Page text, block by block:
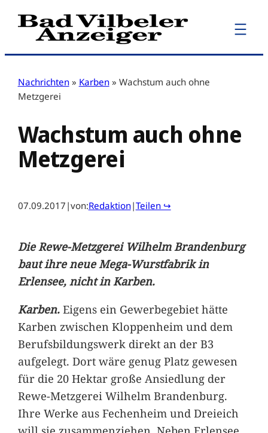
Zum
Inhalt
Nachrichten » Karben » Wachstum auch ohne
Metzgerei
Wachstum auch ohne
Metzgerei
07.09.2017 |von:Redaktion|Teilen ↪
Die Rewe-Metzgerei Wilhelm Brandenburg
baut ihre neue Mega-Wurstfabrik in
Erlensee, nicht in Karben.
Karben.Eigens ein Gewerbegebiet hätte
Karben zwischen Kloppenheim und dem
Berufsbildungswerk direkt an der B3
aufgelegt. Dort wäre genug Platz gewesen
für die 20 Hektar große Ansiedlung der
Rewe-Metzgerei Wilhelm Brandenburg.
Ihre Werke aus Fechenheim und Dreieich